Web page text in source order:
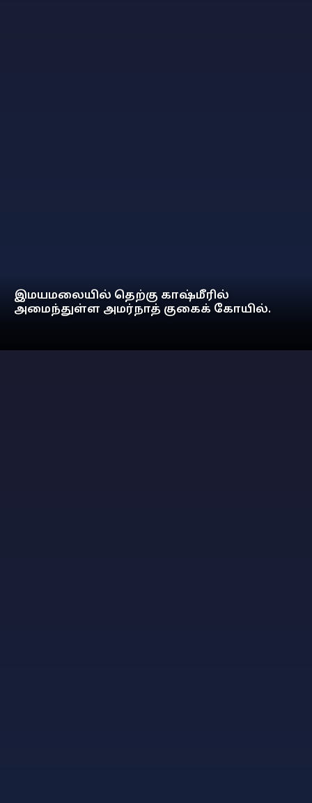
இமயமலையில் தெற்கு காஷ்மீரில்
அமைந்துள்ள அமர்நாத் குகைக் கோயில்.